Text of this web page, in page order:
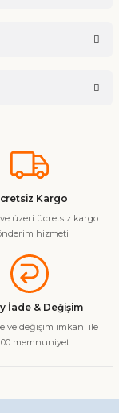
formunu
Kargo
ve üzeri ücretsiz kargo
hizmeti
İade & Değişim
ve değişim imkanı ile
memnuniyet